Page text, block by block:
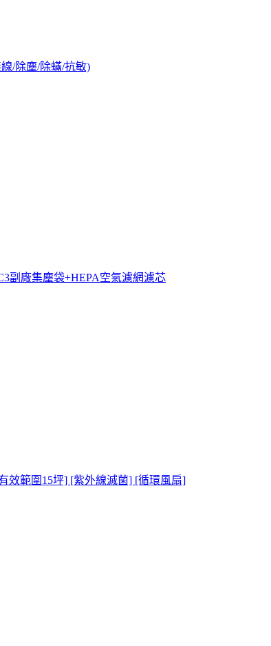
/除塵/除蟎/抗敏)
副廠集塵袋+HEPA空氣濾網濾芯
效範圍15坪] [紫外線滅菌] [循環風扇]